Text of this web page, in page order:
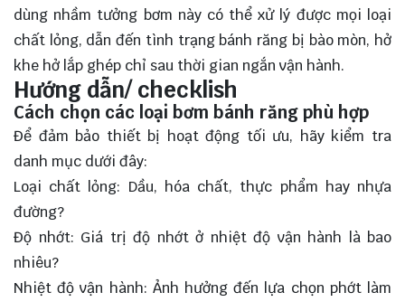
dùng nhầm tưởng bơm này có thể xử lý được mọi loại
chất lỏng, dẫn đến tình trạng bánh răng bị bào mòn, hở
khe hở lắp ghép chỉ sau thời gian ngắn vận hành.
Hướng dẫn/ checklish
Cách chọn các loại bơm bánh răng phù hợp
Để đảm bảo thiết bị hoạt động tối ưu, hãy kiểm tra
danh mục dưới đây:
Loại chất lỏng: Dầu, hóa chất, thực phẩm hay nhựa
đường?
Độ nhớt: Giá trị độ nhớt ở nhiệt độ vận hành là bao
nhiêu?
Nhiệt độ vận hành: Ảnh hưởng đến lựa chọn phớt làm